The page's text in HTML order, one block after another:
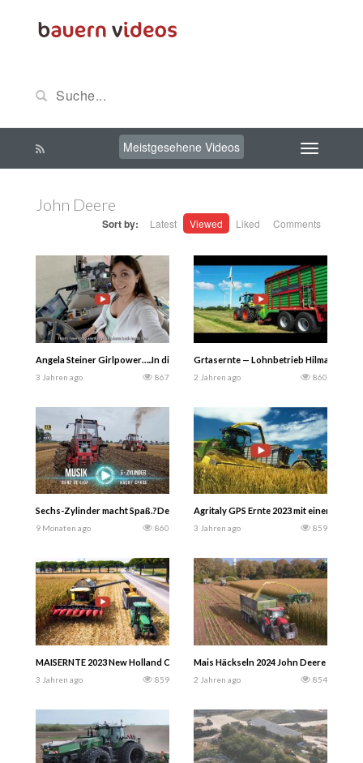
Meistgesehene Videos
John Deere
Sort by: Latest Viewed Liked Comments
Angela Steiner Girlpower…..In diesem Video zeige ich euch wie ich zum
3 Jahren ago 867
Grtasernte — Lohnbetrieb Hilmar
2 Jahren ago 860
Sechs-Zylinder macht Spaß.?Der Motor glüht, Stahlherz schlägt & Leistung
9 Monaten ago 860
Agritaly GPS Ernte 2023 mit einem
3 Jahren ago 859
MAISERNTE 2023 New Holland CR 8070 Capello Diamant 8 (Italien) – Agro
3 Jahren ago 859
Mais Häckseln 2024 John Deere 9900i
2 Jahren ago 854